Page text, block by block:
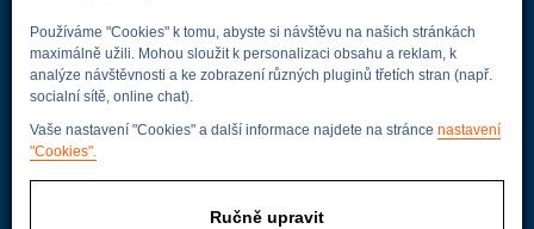
Používáme "Cookies" k tomu, abyste si návštěvu na našich stránkách
maximálně užili. Mohou sloužit k personalizaci obsahu a reklam, k
analýze návštěvnosti a ke zobrazení různých pluginů třetích stran (např.
socialní sítě, online chat).
Vaše nastavení "Cookies" a další informace najdete na stránce nastavení
"Cookies".
Ručně upravit
Adresa firmy
Wolkerova 433